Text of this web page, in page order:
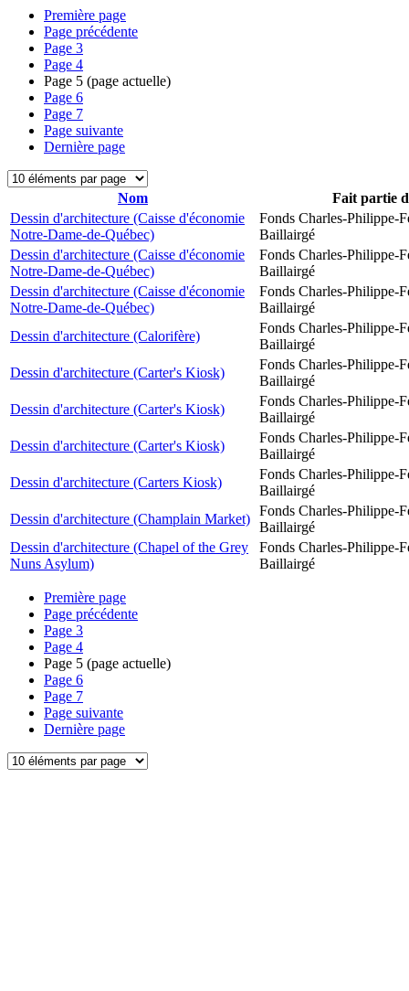
Première page
Page précédente
Page 3
Page 4
Page 5 (page actuelle)
Page 6
Page 7
Page suivante
Dernière page
Nom
Fait partie
Dessin d'architecture (Caisse d'économie
Notre-Dame-de-Québec)
Fonds Charles-Philippe-
Baillairgé
Dessin d'architecture (Caisse d'économie
Notre-Dame-de-Québec)
Fonds Charles-Philippe-
Baillairgé
Dessin d'architecture (Caisse d'économie
Notre-Dame-de-Québec)
Fonds Charles-Philippe-
Baillairgé
Dessin d'architecture (Calorifère)
Fonds Charles-Philippe-
Baillairgé
Dessin d'architecture (Carter's Kiosk)
Fonds Charles-Philippe-
Baillairgé
Dessin d'architecture (Carter's Kiosk)
Fonds Charles-Philippe-
Baillairgé
Dessin d'architecture (Carter's Kiosk)
Fonds Charles-Philippe-
Baillairgé
Dessin d'architecture (Carters Kiosk)
Fonds Charles-Philippe-
Baillairgé
Dessin d'architecture (Champlain Market)
Fonds Charles-Philippe-
Baillairgé
Dessin d'architecture (Chapel of the Grey
Nuns Asylum)
Fonds Charles-Philippe-
Baillairgé
Première page
Page précédente
Page 3
Page 4
Page 5 (page actuelle)
Page 6
Page 7
Page suivante
Dernière page